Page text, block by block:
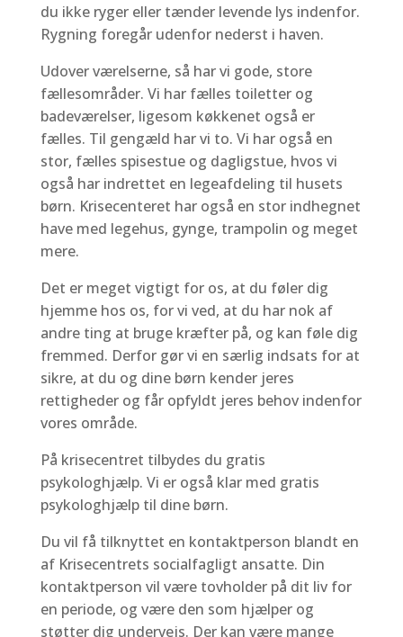
du ikke ryger eller tænder levende lys indenfor.
Rygning foregår udenfor nederst i haven.
Udover værelserne, så har vi gode, store
fællesområder. Vi har fælles toiletter og
badeværelser, ligesom køkkenet også er
fælles. Til gengæld har vi to. Vi har også en
stor, fælles spisestue og dagligstue, hvos vi
også har indrettet en legeafdeling til husets
børn. Krisecenteret har også en stor indhegnet
have med legehus, gynge, trampolin og meget
mere.
Det er meget vigtigt for os, at du føler dig
hjemme hos os, for vi ved, at du har nok af
andre ting at bruge kræfter på, og kan føle dig
fremmed. Derfor gør vi en særlig indsats for at
sikre, at du og dine børn kender jeres
rettigheder og får opfyldt jeres behov indenfor
vores område.
På krisecentret tilbydes du gratis
psykologhjælp. Vi er også klar med gratis
psykologhjælp til dine børn.
Du vil få tilknyttet en kontaktperson blandt en
af Krisecentrets socialfagligt ansatte. Din
kontaktperson vil være tovholder på dit liv for
en periode, og være den som hjælper og
støtter dig undervejs. Der kan være mange